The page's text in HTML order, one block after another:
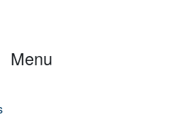
Menu